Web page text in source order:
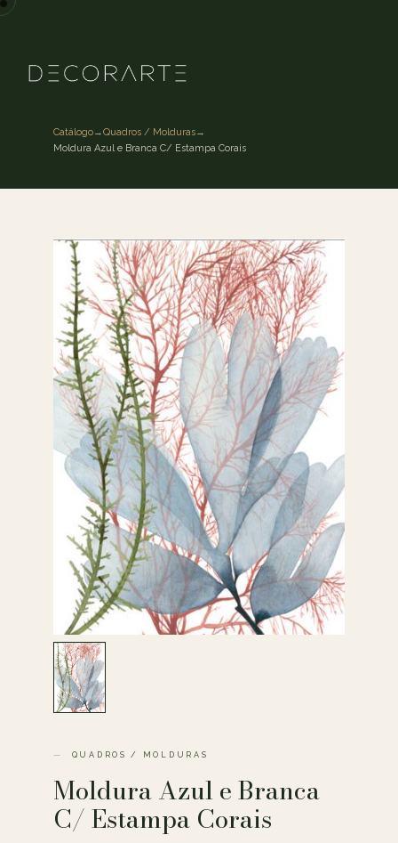
Catálogo→Quadros / Molduras→
Moldura Azul e Branca C/ Estampa Corais
QUADROS / MOLDURAS
Moldura Azul e Branca
C/ Estampa Corais